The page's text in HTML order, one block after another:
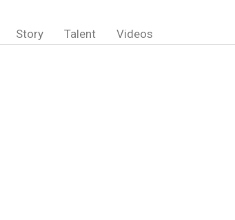
Story Talent Videos